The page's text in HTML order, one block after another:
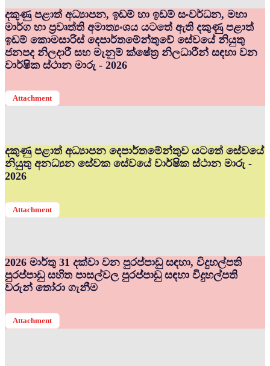
දකුණු පළාත් අධ්‍යාපන, ඉඩම් හා ඉඩම් සංවර්ධන, මහා
මාර්ග හා ප්‍රවෘත්ති අමාත්‍යංශය යටතේ ඇති දකුණු පළාත්
ඉඩම් කොමසාරිස් දෙපාර්තමේන්තුවේ සේවයේ නියුතු
ජනපද නිලදාරී සහ මැනුම් ක්ෂේත්‍ර නිලධාරීන් සඳහා වන
වාර්ෂික ස්ථාන මාරු - 2026
Attachment
දකුණු පළාත් අධ්‍යාපන දෙපාර්තමේන්තුව යටතේ සේවයේ
නියුතු අනධ්‍යන සේවක සේවයේ වාර්ෂික ස්ථාන මාරු -
2026
Attachment
2026 මාර්තු 31 දක්වා වන පුරප්පාඩු සඳහා, විදුහල්පති
පුරප්පාඩු සහිත පාසල්වල පුරප්පාඩු සඳහා විදුහල්පති
වරුන් තෝරා ගැනීම
Attachment